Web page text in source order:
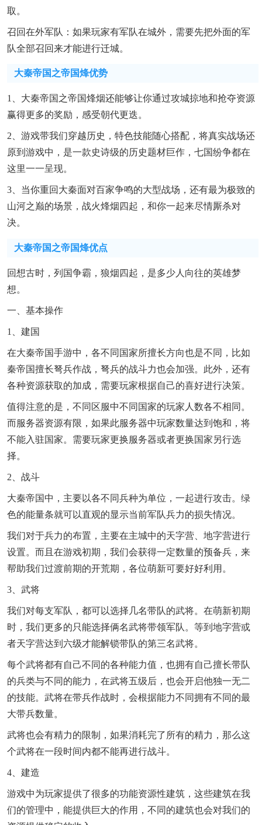
取。
召回在外军队：如果玩家有军队在城外，需要先把外面的军
队全部召回来才能进行迁城。
大秦帝国之帝国烽优势
1、大秦帝国之帝国烽烟还能够让你通过攻城掠地和抢夺资源
赢得更多的奖励，感受朝代更迭。
2、游戏带我们穿越历史，特色技能随心搭配，将真实战场还
原到游戏中，是一款史诗级的历史题材巨作，七国纷争都在
这里一一呈现。
3、当你重回大秦面对百家争鸣的大型战场，还有最为极致的
山河之巅的场景，战火烽烟四起，和你一起来尽情厮杀对
决。
大秦帝国之帝国烽优点
回想古时，列国争霸，狼烟四起，是多少人向往的英雄梦
想。
一、基本操作
1、建国
在大秦帝国手游中，各不同国家所擅长方向也是不同，比如
秦帝国擅长弩兵作战，弩兵的战斗力也会加强。此外，还有
各种资源获取的加成，需要玩家根据自己的喜好进行决策。
值得注意的是，不同区服中不同国家的玩家人数各不相同。
而服务器资源有限，如果此服务器中玩家数量达到饱和，将
不能入驻国家。需要玩家更换服务器或者更换国家另行选
择。
2、战斗
大秦帝国中，主要以各不同兵种为单位，一起进行攻击。绿
色的能量条就可以直观的显示当前军队兵力的损失情况。
我们对于兵力的布置，主要在主城中的天字营、地字营进行
设置。而且在游戏初期，我们会获得一定数量的预备兵，来
帮助我们过渡前期的开荒期，各位萌新可要好好利用。
3、武将
我们对每支军队，都可以选择几名带队的武将。在萌新初期
时，我们更多的只能选择俩名武将带领军队。等到地字营或
者天字营达到六级才能解锁带队的第三名武将。
每个武将都有自己不同的各种能力值，也拥有自己擅长带队
的兵类与不同的能力，在武将五级后，也会开启他独一无二
的技能。武将在带兵作战时，会根据能力不同拥有不同的最
大带兵数量。
武将也会有精力的限制，如果消耗完了所有的精力，那么这
个武将在一段时间内都不能再进行战斗。
4、建造
游戏中为玩家提供了很多的功能资源性建筑，这些建筑在我
们的管理中，能提供巨大的作用，不同的建筑也会对我们的